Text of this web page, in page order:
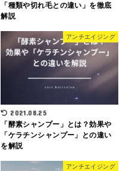
「種類や切れ毛との違い」を徹底
解説
アンチエイジング
2021.08.25
「酵素シャンプー」とは？効果や
「ケラチンシャンプー」との違い
を解説
アンチエイジング